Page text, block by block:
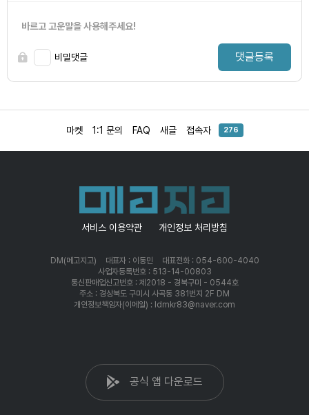
바르고 고운말을 사용해주세요!
비밀댓글 댓글등록
마켓 1:1 문의 FAQ 새글 접속자 276
서비스 이용약관 개인정보 처리방침
DM(메고지고) 대표자 : 이동민
대표전화 : 054-600-4040
사업자등록번호 : 513-14-00803
통신판매업신고번호 : 제2018 - 경북구미 - 0544호
주소 : 경상북도 구미시 사곡동 381번지 2F DM
개인정보책임자(이메일) : ldmkr83@naver.com
공식 앱 다운로드